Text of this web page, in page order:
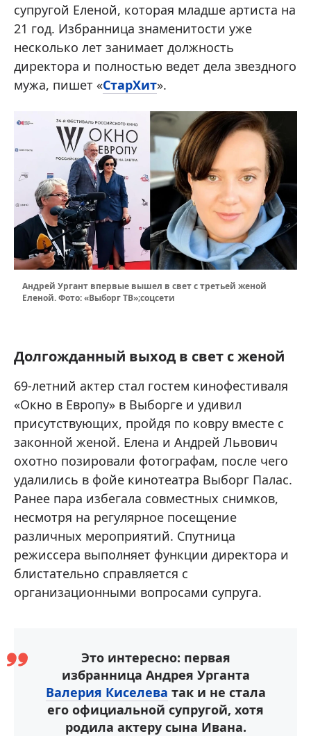
супругой Еленой, которая младше артиста на
21 год. Избранница знаменитости уже
несколько лет занимает должность
директора и полностью ведет дела звездного
мужа, пишет «СтарХит».
Андрей Ургант впервые вышел в свет с третьей женой
Еленой. Фото: «Выборг ТВ»;соцсети
Долгожданный выход в свет с женой
69-летний актер стал гостем кинофестиваля
«Окно в Европу» в Выборге и удивил
присутствующих, пройдя по ковру вместе с
законной женой. Елена и Андрей Львович
охотно позировали фотографам, после чего
удалились в фойе кинотеатра Выборг Палас.
Ранее пара избегала совместных снимков,
несмотря на регулярное посещение
различных мероприятий. Спутница
режиссера выполняет функции директора и
блистательно справляется с
организационными вопросами супруга.
Это интересно: первая
избранница Андрея Урганта
Валерия Киселева так и не стала
его официальной супругой, хотя
родила актеру сына Ивана.